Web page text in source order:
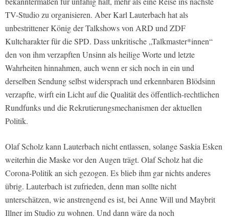
TV-Studio zu organisieren. Aber Karl Lauterbach hat als
unbestrittener König der Talkshows von ARD und ZDF
Kultcharakter für die SPD. Dass unkritische „Talkmaster*innen“
den von ihm verzapften Unsinn als heilige Worte und letzte
Wahrheiten hinnahmen, auch wenn er sich noch in ein und
derselben Sendung selbst widersprach und erkennbaren Blödsinn
verzapfte, wirft ein Licht auf die Qualität des öffentlich-rechtlichen
Rundfunks und die Rekrutierungsmechanismen der aktuellen
Politik.
Olaf Scholz kann Lauterbach nicht entlassen, solange Saskia Esken
weiterhin die Maske vor den Augen trägt. Olaf Scholz hat die
Corona-Politik an sich gezogen. Es blieb ihm gar nichts anderes
übrig. Lauterbach ist zufrieden, denn man sollte nicht
unterschätzen, wie anstrengend es ist, bei Anne Will und Maybrit
Illner im Studio zu wohnen. Und dann wäre da noch